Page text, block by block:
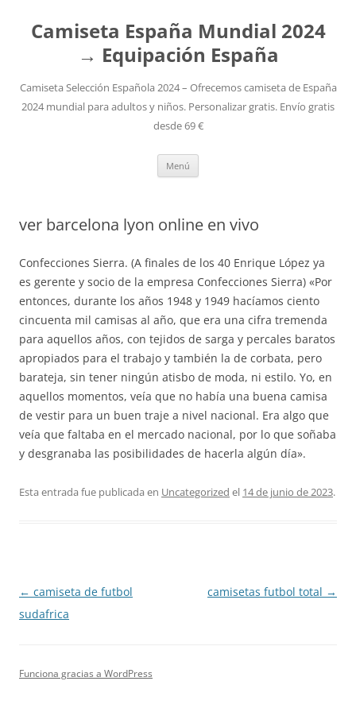
Camiseta España Mundial 2024
→ Equipación España
Camiseta Selección Española 2024 – Ofrecemos camiseta de España
2024 mundial para adultos y niños. Personalizar gratis. Envío gratis
desde 69 €
Menú
ver barcelona lyon online en vivo
Confecciones Sierra. (A finales de los 40 Enrique López ya
es gerente y socio de la empresa Confecciones Sierra) «Por
entonces, durante los años 1948 y 1949 hacíamos ciento
cincuenta mil camisas al año, que era una cifra tremenda
para aquellos años, con tejidos de sarga y percales baratos
apropiados para el trabajo y también la de corbata, pero
barateja, sin tener ningún atisbo de moda, ni estilo. Yo, en
aquellos momentos, veía que no había una buena camisa
de vestir para un buen traje a nivel nacional. Era algo que
veía que faltaba en el mercado nacional, por lo que soñaba
y desgranaba las posibilidades de hacerla algún día».
Esta entrada fue publicada en Uncategorized el 14 de junio de 2023.
Navegación
de
← camiseta de futbol
sudafrica
camisetas futbol total →
Funciona gracias a WordPress